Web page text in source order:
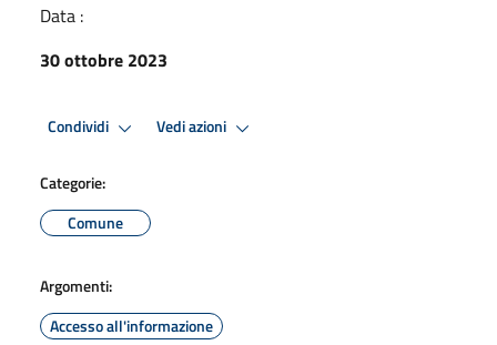
Data :
30 ottobre 2023
Condividi Vedi azioni
Categorie:
Comune
Argomenti:
Accesso all'informazione